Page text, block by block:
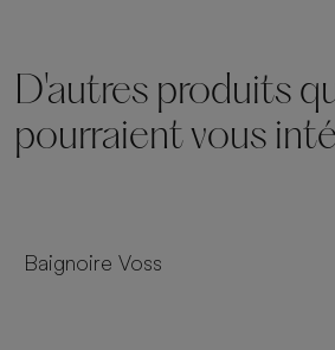
D'autres produits
pourraient vous
Baignoire Voss